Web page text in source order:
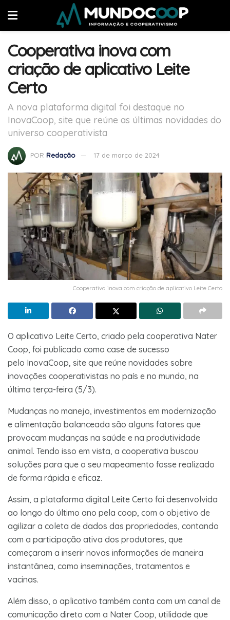
Cooperativa inova com
criação de aplicativo Leite
Certo
A nova plataforma digital foi destaque no
InovaCoop, site que reúne as últimas novidades do
universo cooperativista
POR Redação 17 de março de 2024
Cooperativa inova com criação de aplicativo Leite Certo
O aplicativo Leite Certo, criado pela cooperativa Nater
Coop, foi publicado como case de sucesso
pelo InovaCoop, site que reúne novidades sobre
inovações cooperativistas no país e no mundo, na
última terça-feira (5/3).
Mudanças no manejo, investimentos em modernização
e alimentação balanceada são alguns fatores que
provocam mudanças na saúde e na produtividade
animal. Tendo isso em vista, a cooperativa buscou
soluções para que o seu mapeamento fosse realizado
de forma rápida e eficaz.
Assim, a plataforma digital Leite Certo foi desenvolvida
ao longo do último ano pela coop, com o objetivo de
agilizar a coleta de dados das propriedades, contando
com a participação ativa dos produtores, que
começaram a inserir novas informações de maneira
instantânea, como inseminações, tratamentos e
vacinas.
Além disso, o aplicativo também conta com um canal de
comunicação direto com a Nater Coop, utilidade que